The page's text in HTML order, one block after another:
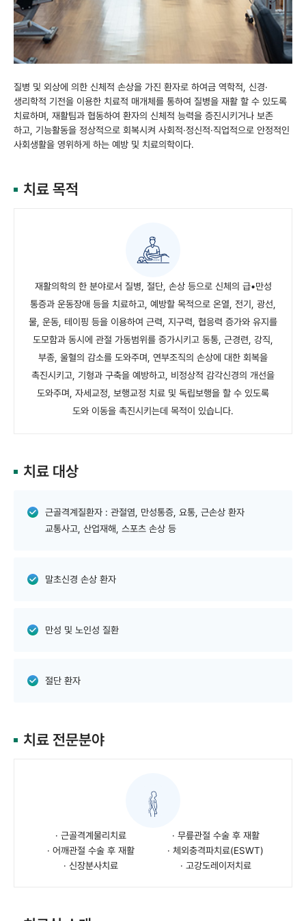
질병 및 외상에 의한 신체적 손상을 가진 환자로 하여금 역학적, 신경·
생리학적 기전을 이용한 치료적 매개체를 통하여 질병을 재활 할 수 있도록
치료하며, 재활팀과 협동하여 환자의 신체적 능력을 증진시키거나 보존
하고, 기능활동을 정상적으로 회복시켜 사회적·정신적·직업적으로 안정적인
사회생활을 영위하게 하는 예방 및 치료의학이다.
치료 목적
재활의학의 한 분야로서 질병, 절단, 손상 등으로 신체의 급•만성
통증과 운동장애 등을 치료하고, 예방할 목적으로 온열, 전기, 광선,
물, 운동, 테이핑 등을 이용하여 근력, 지구력, 협응력 증가와 유지를
도모함과 동시에 관절 가동범위를 증가시키고 동통, 근경련, 강직,
부종, 울혈의 감소를 도와주며, 연부조직의 손상에 대한 회복을
촉진시키고, 기형과 구축을 예방하고, 비정상적 감각신경의 개선을
도와주며, 자세교정, 보행교정 치료 및 독립보행을 할 수 있도록
도와 이동을 촉진시키는데 목적이 있습니다.
치료 대상
근골격계질환자 : 관절염, 만성통증, 요통, 근손상 환자
교통사고, 산업재해, 스포츠 손상 등
말초신경 손상 환자
만성 및 노인성 질환
절단 환자
치료 전문분야
· 근골격계물리치료
· 무릎관절 수술 후 재활
· 어깨관절 수술 후 재활
· 체외충격파치료(ESWT)
· 신장분사치료
· 고강도레이저치료